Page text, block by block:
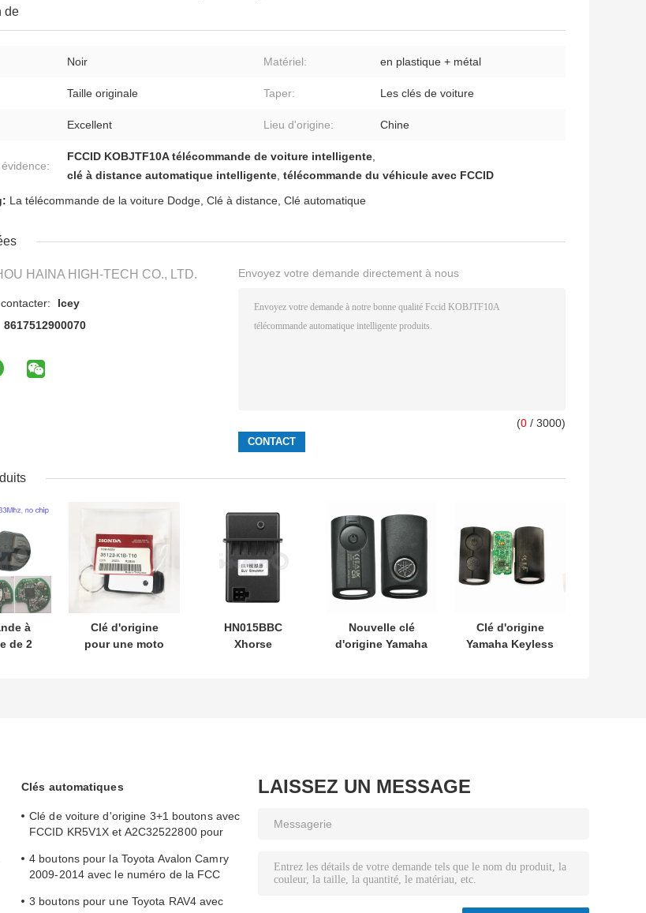
de
Noir Matériel: en plastique + métal
Taille originale Taper: Les clés de voiture
Excellent Lieu d'origine: Chine
FCCID KOBJTF10A télécommande de voiture intelligente,
clé à distance automatique intelligente, télécommande du véhicule avec FCCID
La télécommande de la voiture Dodge, Clé à distance, Clé automatique
HAINA HIGH-TECH CO., LTD.
Icey
8617512900070
Envoyez votre demande directement à nous
(0 / 3000)
à
de 2
Clé d'origine
pour une moto
HN015BBC
Xhorse
Nouvelle clé
d'origine Yamaha
Clé d'origine
Yamaha Keyless
Clés automatiques
Clé de voiture d'origine 3+1 boutons avec
FCCID KR5V1X et A2C32522800 pour
4 boutons pour la Toyota Avalon Camry
2009-2014 avec le numéro de la FCC
3 boutons pour une Toyota RAV4 avec
LAISSEZ UN MESSAGE